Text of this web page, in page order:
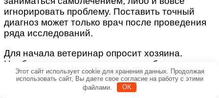
игнорировать проблему. Поставить точный
диагноз может только врач после проведения
ряда исследований.
Для начала ветеринар опросит хозяина.
Необходимо рассказать о том, наблюдаются ли
еще какие-нибудь симптомы заболевания у
кошки, описать рацион питания питомца, есть
Этот сайт использует cookie для хранения данных. Продолжая
использовать сайт, Вы даете свое согласие на работу с этими
файлами.
OK